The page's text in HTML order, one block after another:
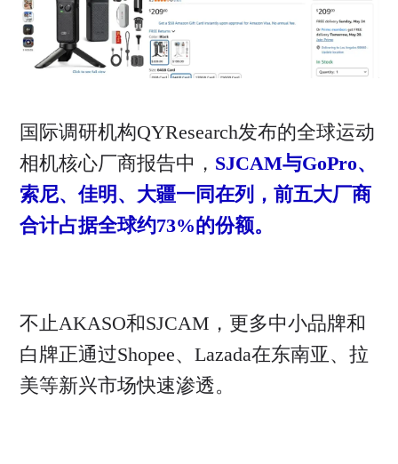
国际调研机构QYResearch发布的全球运动
相机核心厂商报告中， SJCAM与GoPro、
索尼、佳明、大疆一同在列，前五大厂商
合计占据全球约73%的份额。
不止AKASO和SJCAM，更多中小品牌和
白牌正通过Shopee、Lazada在东南亚、拉
美等新兴市场快速渗透。